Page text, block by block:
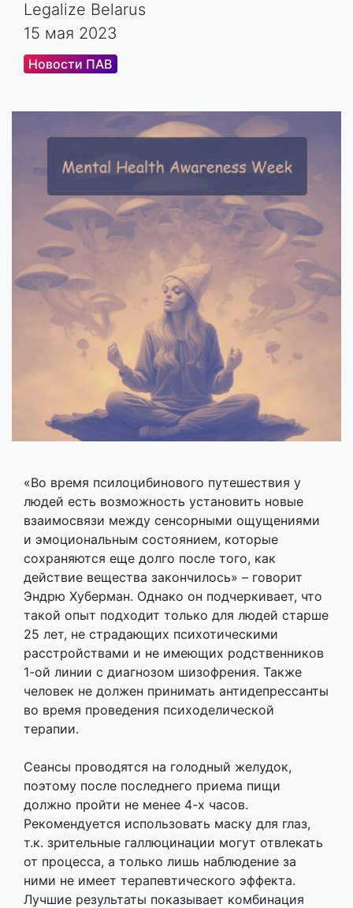
Legalize Belarus
15 мая 2023
Новости ПАВ
«Во время псилоцибинового путешествия у
людей есть возможность установить новые
взаимосвязи между сенсорными ощущениями
и эмоциональным состоянием, которые
сохраняются еще долго после того, как
действие вещества закончилось» – говорит
Эндрю Хуберман. Однако он подчеркивает, что
такой опыт подходит только для людей старше
25 лет, не страдающих психотическими
расстройствами и не имеющих родственников
1-ой линии с диагнозом шизофрения. Также
человек не должен принимать антидепрессанты
во время проведения психоделической
терапии.
Cеансы проводятся на голодный желудок,
поэтому после последнего приема пищи
должно пройти не менее 4-х часов.
Рекомендуется использовать маску для глаз,
т.к. зрительные галлюцинации могут отвлекать
от процесса, а только лишь наблюдение за
ними не имеет терапевтического эффекта.
Лучшие результаты показывает комбинация